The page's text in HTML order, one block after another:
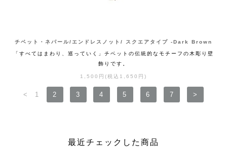
チベット・ネパール/エンドレスノット/ スクエアタイプ -Dark Brown
「すべてはまわり、巡っていく」チベットの伝統的なモチーフの木彫り壁
飾りです。
1,500円(税込1,650円)
< 1 2 3 4 5 6 7 >
最近チェックした商品